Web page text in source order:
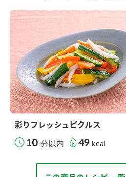
彩りフレッシュピクルス
10 分以内 49 kcal